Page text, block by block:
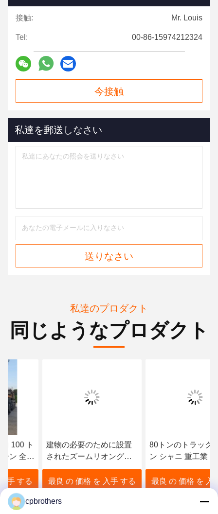
接触: Mr. Louis
Tel: 00-86-15974212324
今接触
私達を郵送しなさい
送りなさい
私達のプロダクト
同じようなプロダクト
建物の必要のために設置
されたズームリオングリ
ーン全舗装移動クレーン
トラック
最良 の 価格 を 入手 する
80トンのトラッククレー
ン シャニ 重工業 良好な状
態
最良 の 価格 を 入手 する
cpbrothers